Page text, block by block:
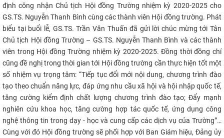
định công nhận Chủ tịch Hội đồng Trường nhiệm kỳ 2020-2025 cho
GS.TS. Nguyễn Thanh Bình cùng các thành viên Hội đồng trường. Phát
biểu tại buổi lễ, GS.TS. Trần Văn Thuấn đã gửi lời chúc mừng tới Tân
Chủ tịch Hội đồng Trường – GS.TS. Nguyễn Thanh Bình và các thành
viên trong Hội đồng Trường nhiệm kỳ 2020-2025. Đồng thời đồng chí
cũng đề nghị trong thời gian tới Hội đồng trường cần thực hiện tốt một
số nhiệm vụ trọng tâm: “Tiếp tục đổi mới nội dung, chương trình đào
tạo theo chuẩn năng lực, đáp ứng nhu cầu xã hội và hội nhập quốc tế,
tăng cường kiểm định chất lượng chương trình đào tạo; Đẩy mạnh
nghiên cứu khoa học, tăng cường hợp tác quốc tế, ứng dụng công
nghệ thông tin trong dạy - học và cung cấp các dịch vụ của Trường”…
Cùng với đó Hội đồng trường sẽ phối hợp với Ban Giám hiệu, Đảng ủy